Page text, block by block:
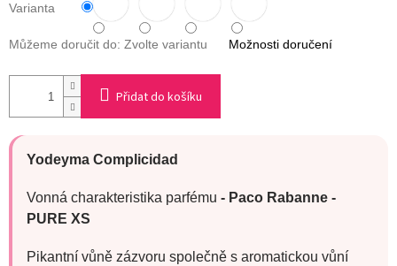
Varianta
Můžeme doručit do: Zvolte variantu Možnosti doručení
Přidat do košíku
Yodeyma Complicidad
Vonná charakteristika parfému - Paco Rabanne -
PURE XS
Pikantní vůně zázvoru společně s aromatickou vůní